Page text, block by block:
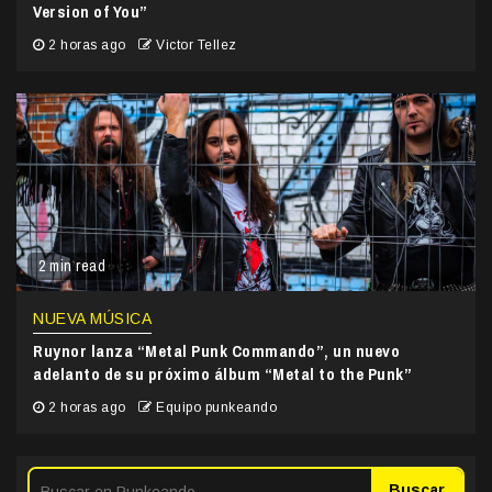
Version of You”
2 horas ago Victor Tellez
2 min read
NUEVA MÚSICA
Ruynor lanza “Metal Punk Commando”, un nuevo
adelanto de su próximo álbum “Metal to the Punk”
2 horas ago Equipo punkeando